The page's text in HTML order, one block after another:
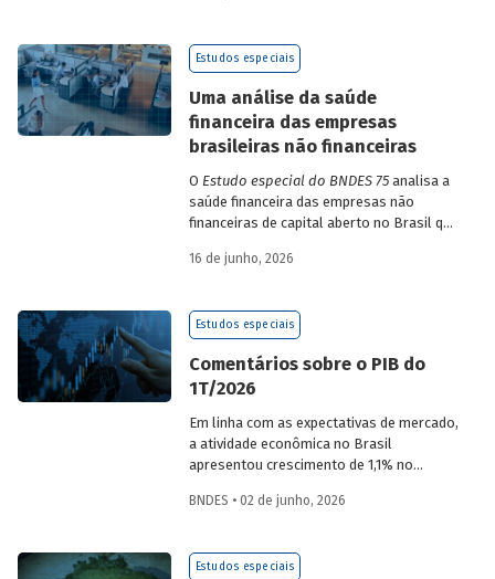
Estudos especiais
Uma análise da saúde
financeira das empresas
brasileiras não financeiras
O Estudo especial do BNDES 75analisa a
saúde financeira das empresas não
financeiras de capital aberto no Brasil que
valores. Para isso, parte de uma amostra
dimensões: lucratividade, solvência,
16 de junho, 2026
Estudos especiais
Comentários sobre o PIB do
1T/2026
Em linha com as expectativas de mercado,
a atividade econômica no Brasil
apresentou crescimento de 1,1% no
imediatamente anterior, na série ajustada
próximos meses no
BNDES • 02 de junho, 2026
Estudos especiais